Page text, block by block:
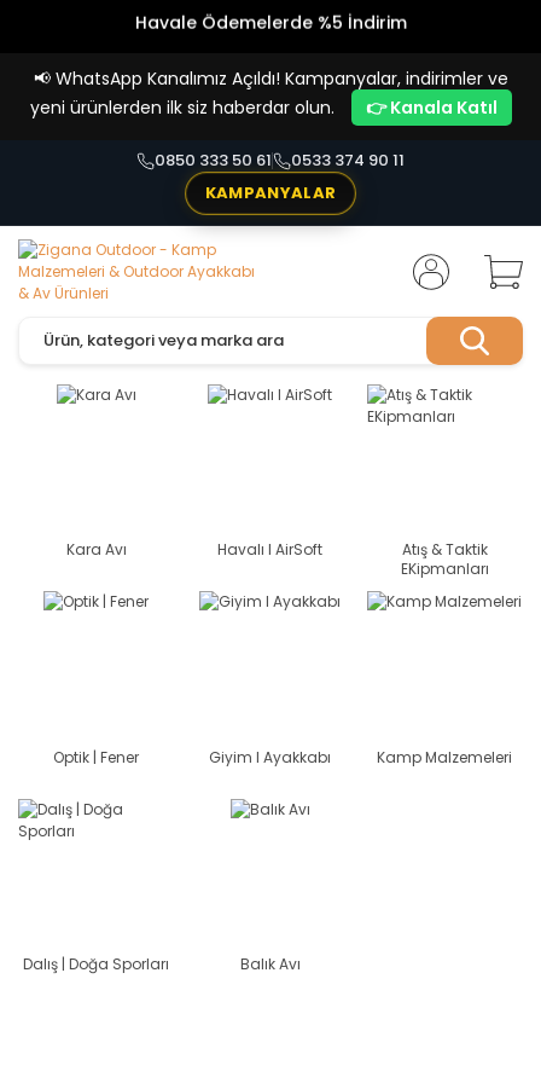
Havale Ödemelerde %5 İndirim
📢 WhatsApp Kanalımız Açıldı! Kampanyalar, indirimler ve
yeni ürünlerden ilk siz haberdar olun.
👉 Kanala Katıl
0850 333 50 61
0533 374 90 11
KAMPANYALAR
Kara Avı Havalı I AirSoft
Atış & Taktik
EKipmanları
Optik | Fener Giyim I Ayakkabı Kamp Malzemeleri
Dalış | Doğa Sporları Balık Avı